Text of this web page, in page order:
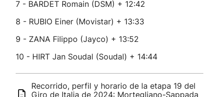
7 - BARDET Romain (DSM) + 12:42
8 - RUBIO Einer (Movistar) + 13:33
9 - ZANA Filippo (Jayco) + 13:52
10 - HIRT Jan Soudal (Soudal) + 14:44
Recorrido, perfil y horario de la etapa 19 del
Giro de Italia de 2024: Mortegliano-Sappada